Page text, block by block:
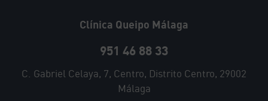
Clínica Queipo Málaga
951 46 88 33
C. Gabriel Celaya, 7, Centro, Distrito Centro, 29002
Málaga